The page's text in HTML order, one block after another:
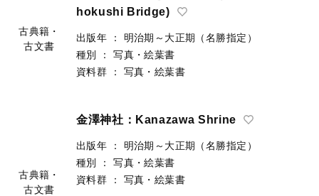
古典籍・
古文書
hokushi Bridge)
出版年 ：
明治期～大正期（名勝指定）
種別
：
写真・絵葉書
資料群
： 写真・絵葉書
古典籍・
古文書
金澤神社：Kanazawa Shrine
出版年 ：
明治期～大正期（名勝指定）
種別
：
写真・絵葉書
資料群
： 写真・絵葉書